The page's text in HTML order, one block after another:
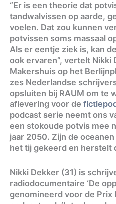
“Er is een theorie dat
tandwalvissen op aarde,
voelen. Dat zou kunnen
potvissen soms massaal
Als er eentje ziek is, kan
ook ervaren”, vertelt Nikki
Makershuis op het
zes Nederlandse
opsluiten bij RAUM om te
aflevering voor de
podcast serie neemt ons
een stokoude potvis mee
jaar 2050. Zijn de
het tij gekeerd en herstelt
Nikki Dekker (31) is
radiodocumentaire ‘De
genomineerd voor de Prix